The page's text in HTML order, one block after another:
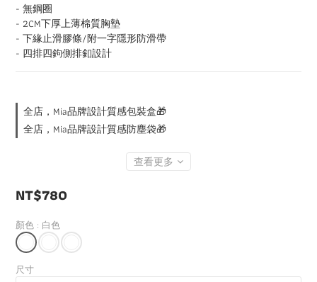
- 無鋼圈
- 2CM下厚上薄棉質胸墊
- 下緣止滑膠條/附一字隱形防滑帶
- 四排四鉤側排釦設計
全店，Mia品牌設計質感包裝盒🎁
全店，Mia品牌設計質感防塵袋🎁
查看更多
NT$780
顏色 : 白色
尺寸